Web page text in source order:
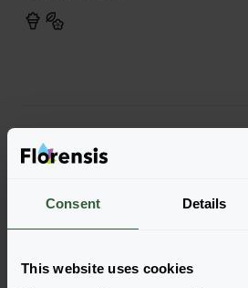
Consent Details
This website uses cookies
Meer karakteristieken
Meer informatie
Bestel de Liatris